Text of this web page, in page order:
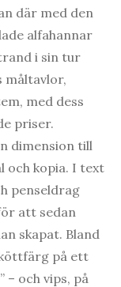
där med den
alfahannar
i sin tur
måltavlor,
med dess
priser.
dimension till
och kopia. I text
penseldrag
att sedan
skapat. Bland
på ett
och vips, på